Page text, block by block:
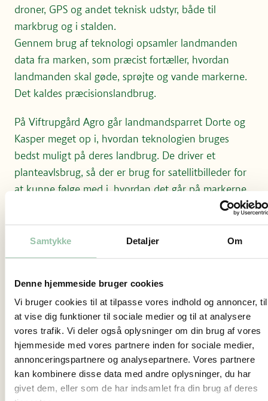
Samtykke Detaljer Om
Denne hjemmeside bruger cookies
Vi bruger cookies til at tilpasse vores indhold og annoncer, til
at vise dig funktioner til sociale medier og til at analysere
vores trafik. Vi deler også oplysninger om din brug af vores
hjemmeside med vores partnere inden for sociale medier,
annonceringspartnere og analysepartnere. Vores partnere
kan kombinere disse data med andre oplysninger, du har
givet dem, eller som de har indsamlet fra din brug af deres
droner, GPS og andet teknisk udstyr, både til
markbrug og i stalden.
Gennem brug af teknologi opsamler landmanden
data fra marken, som præcist fortæller, hvordan
landmanden skal gøde, sprøjte og vande markerne.
Det kaldes præcisionslandbrug.
På Viftrupgård Agro går landmandsparret Dorte og
Kasper meget op i, hvordan teknologien bruges
bedst muligt på deres landbrug. De driver et
planteavlsbrug, så der er brug for satellitbilleder for
at kunne følge med i, hvordan det går på markerne.
Ud fra satellitbillederne laves et tildelingskort, som
kan vise præcist, hvor på marken der er brug for
vand, gødning eller sprøjtemidler. Billederne bliver
sendt direkte til traktoren, og så er den klar til at
passe markerne med 2,5 centimeters nøjagtighed.
Se hvordan i videoen herunder.
For at kunne afspille videoer direkte her på siden,
skal du acceptere marketing-cookies.
Du kan ændre dit cookie-samtykke her
Afspil i stedet videoen på YouTube
Præcisionslandbrug giver altså en mere præcis
timing, så landmanden hele tiden kan følge med i
planternes behov, for eksempel når vejret er varmt.
Derudover kan præcisionslandbrug nedsætte